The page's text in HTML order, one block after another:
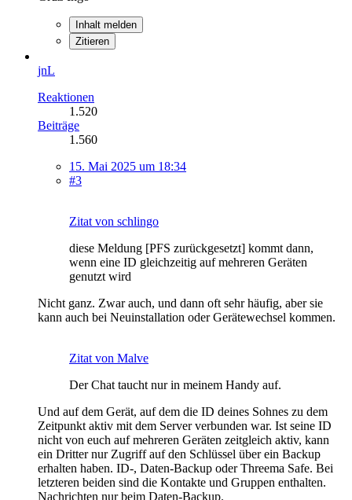
Inhalt melden
Zitieren
jnL
Reaktionen
1.520
Beiträge
1.560
15. Mai 2025 um 18:34
#3
Zitat von schlingo
diese Meldung [PFS zurückgesetzt] kommt dann,
wenn eine ID gleichzeitig auf mehreren Geräten
genutzt wird
Nicht ganz. Zwar auch, und dann oft sehr häufig, aber sie
kann auch bei Neuinstallation oder Gerätewechsel kommen.
Zitat von Malve
Der Chat taucht nur in meinem Handy auf.
Und auf dem Gerät, auf dem die ID deines Sohnes zu dem
Zeitpunkt aktiv mit dem Server verbunden war. Ist seine ID
nicht von euch auf mehreren Geräten zeitgleich aktiv, kann
ein Dritter nur Zugriff auf den Schlüssel über ein Backup
erhalten haben. ID-, Daten-Backup oder Threema Safe. Bei
letzteren beiden sind die Kontakte und Gruppen enthalten.
Nachrichten nur beim Daten-Backup.